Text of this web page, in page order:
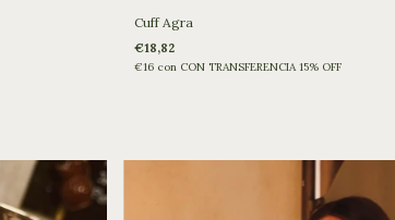
Cuff Agra
€18,82
€16 con CON TRANSFERENCIA 15% OFF